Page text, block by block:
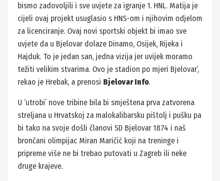
bismo zadovoljili i sve uvjete za igranje 1. HNL. Matija je
cijeli ovaj projekt usuglasio s HNS-om i njihovim odjelom
za licenciranje. Ovaj novi sportski objekt bi imao sve
uvjete da u Bjelovar dolaze Dinamo, Osijek, Rijeka i
Hajduk. To je jedan san, jedna vizija jer uvijek moramo
težiti velikim stvarima. Ovo je stadion po mjeri Bjelovar’,
rekao je Hrebak, a prenosi Bjelovar Info.
U ‘utrobi’ nove tribine bila bi smještena prva zatvorena
streljana u Hrvatskoj za malokalibarsku pištolj i pušku pa
bi tako na svoje došli članovi SD Bjelovar 1874 i naš
brončani olimpijac Miran Maričić koji na treninge i
pripreme više ne bi trebao putovati u Zagreb ili neke
druge krajeve.